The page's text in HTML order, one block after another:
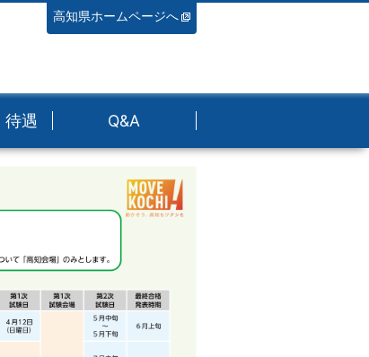
高知県ホームページへ
待遇 Q&A